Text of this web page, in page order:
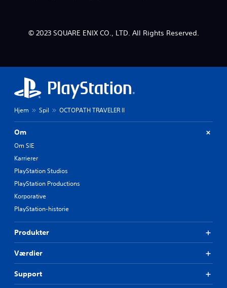
© 2023 SQUARE ENIX CO., LTD. All Rights Reserved.
Hjem Spil OCTOPATH TRAVELER II
Om
Om SIE
Karrierer
PlayStation Studios
PlayStation Productions
Korporative
PlayStation-historie
Produkter
Værdier
Support